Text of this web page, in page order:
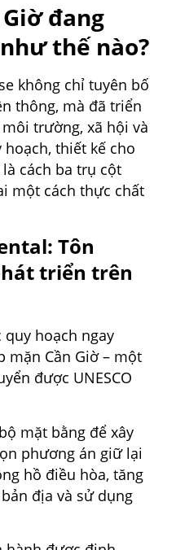
đang
thế nào?
không chỉ tuyên bố
thông, mà đã triển
trường, xã hội và
thiết kế cho
cách ba trụ cột
một cách thực chất
Tôn
triển trên
quy hoạch ngay
mặn Cần Giờ – một
được UNESCO
mặt bằng để xây
phương án giữ lại
hồ điều hòa, tăng
địa và sử dụng